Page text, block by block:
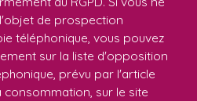
de prospection
téléphonique, vous pouvez
sur la liste d'opposition
prévu par l'article
consommation, sur le site